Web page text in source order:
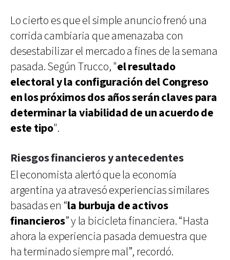
Lo cierto es que el simple anuncio frenó una
corrida cambiaria que amenazaba con
desestabilizar el mercado a fines de la semana
pasada. Según Trucco, "el resultado
electoral y la configuración del Congreso
en los próximos dos años serán claves para
determinar la viabilidad de un acuerdo de
este tipo".
Riesgos financieros y antecedentes
El economista alertó que la economía
argentina ya atravesó experiencias similares
basadas en “la burbuja de activos
financieros” y la bicicleta financiera. “Hasta
ahora la experiencia pasada demuestra que
ha terminado siempre mal”, recordó.